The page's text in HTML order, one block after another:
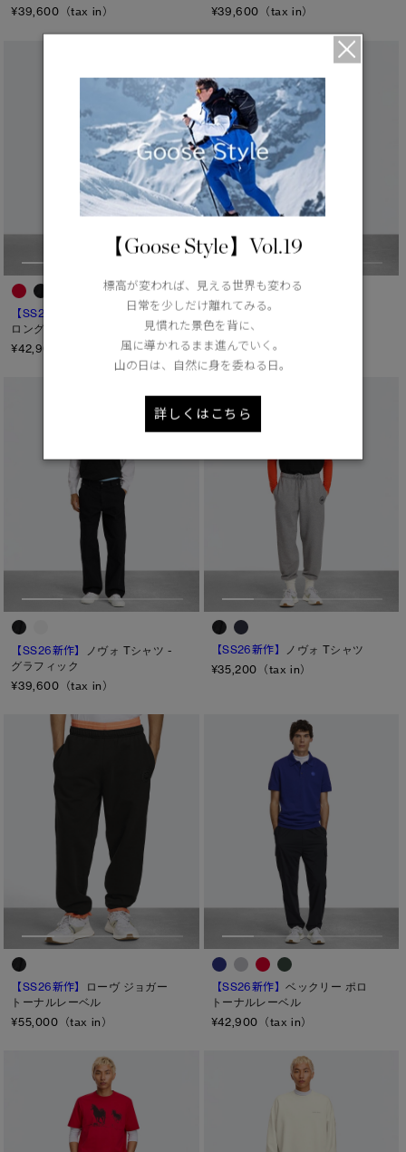
¥39,600（tax in）
¥39,600（tax in）
【SS26新作】
ロングスリーブ
¥42,900（tax in）
【SS26新作】
トーナルレーベル
¥35,200（tax in）
【SS26新作】
ノヴォ Tシャツ -
グラフィック
¥39,600（tax in）
【SS26新作】
ノヴォ Tシャツ
¥35,200（tax in）
【SS26新作】
ローヴ ジョガー
トーナルレーベル
¥55,000（tax in）
【SS26新作】ベックリー ポロ
トーナルレーベル
¥42,900（tax in）
【Goose Style】Vol.19
標高が変われば、見える世界も変わる
日常を少しだけ離れてみる。
見慣れた景色を背に、
風に導かれるまま進んでいく。
山の日は、自然に身を委ねる日。
詳しくはこちら